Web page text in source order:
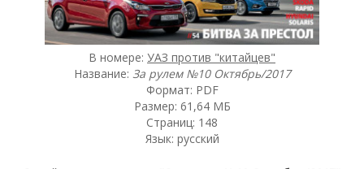
В номере: УАЗ против "китайцев"
Название: За рулем №10 Октябрь/2017
Формат: PDF
Размер: 61,64 МБ
Страниц: 148
Язык: русский